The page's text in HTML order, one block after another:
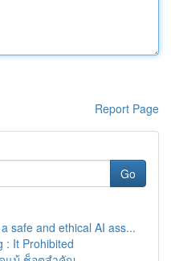
Report Page
Go
safe and ethical AI ass...
: It Prohibited